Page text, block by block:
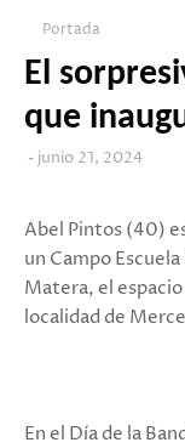
Portada
El
que
junio 21, 2024
Abel Pintos (40)
un Campo
Matera, el
localidad de
En el Día de la